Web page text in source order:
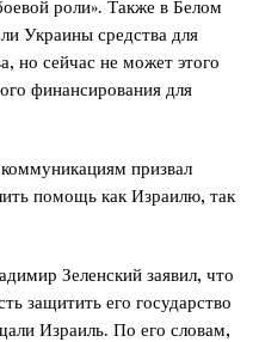
роли». Также в Белом
Украины средства для
но сейчас не может этого
финансирования для
призвал
помощь как Израилю, так
Зеленский заявил, что
защитить его государство
Израиль. По его словам,